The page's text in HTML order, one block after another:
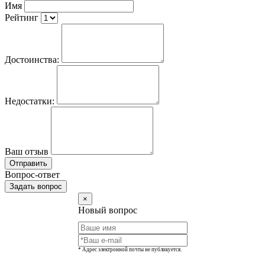
Имя
Рейтинг
Достоинства:
Недостатки:
Ваш отзыв
Отправить
Вопрос-ответ
Задать вопрос
×
Новый вопрос
* Адрес электронной почты не публикуется.